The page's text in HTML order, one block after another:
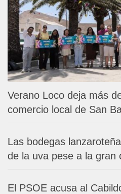
Verano Loco deja más
comercio local de San
Las bodegas
de la uva pese a la gran
El PSOE acusa al